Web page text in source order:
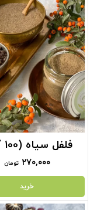
فلفل سیاه (100 گرم)
۲۷۰,۰۰۰ تومان
خرید